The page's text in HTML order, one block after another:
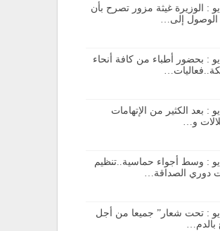
: الوزيرة غيثة مزور تصرح بأن
الوصول إلى…
: بحضور أطباء من كافة أنحاء
: بعد الكثير من الإتهامات
و…
: وسط أجواء حماسية..تنظيم
دوري الصداقة…
: تحت شعار” جميعا من أجل
بالدم…